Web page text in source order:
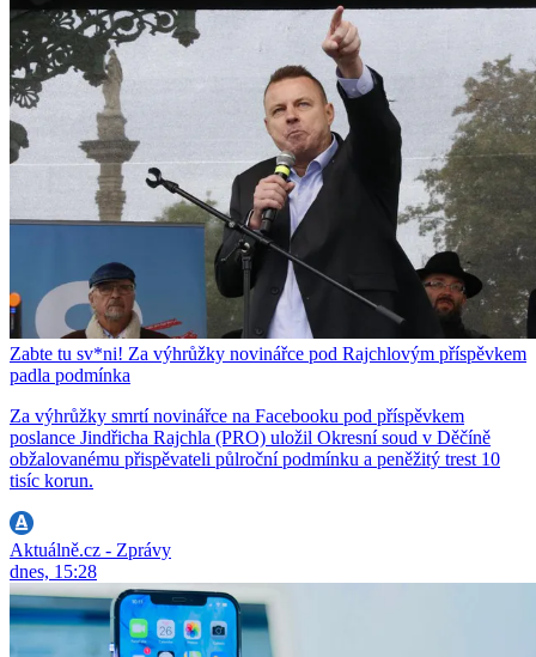
Zabte tu sv*ni! Za výhrůžky novinářce pod Rajchlovým příspěvkem
padla podmínka
Za výhrůžky smrtí novinářce na Facebooku pod příspěvkem
poslance Jindřicha Rajchla (PRO) uložil Okresní soud v Děčíně
obžalovanému přispěvateli půlroční podmínku a peněžitý trest 10
tisíc korun.
Aktuálně.cz - Zprávy
dnes, 15:28